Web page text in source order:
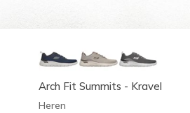
Arch Fit Summits - Kravel
Heren